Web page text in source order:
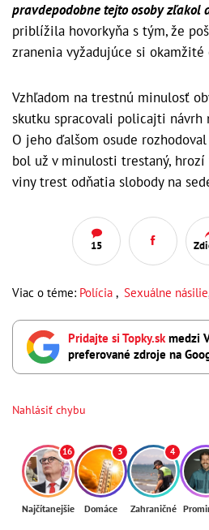
pravdepodobne tejto osoby zľakol
priblížila hovorkyňa s tým, že
zranenia vyžadujúce si
Vzhľadom na trestnú minulosť
skutku spracovali policajti návrh
O jeho ďalšom osude
bol už v minulosti trestaný, hrozí
viny trest odňatia slobody na
15
Viac o téme: Polícia , Sexuálne násilie
Pridajte si Topky.skmedzi
preferované zdroje na
Nahlásiť chybu
16
Najčítanejšie
3
Domáce
4
Zahraničné